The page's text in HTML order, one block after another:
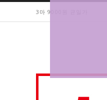
3마 9000원 균일가
현재의 메세지창을